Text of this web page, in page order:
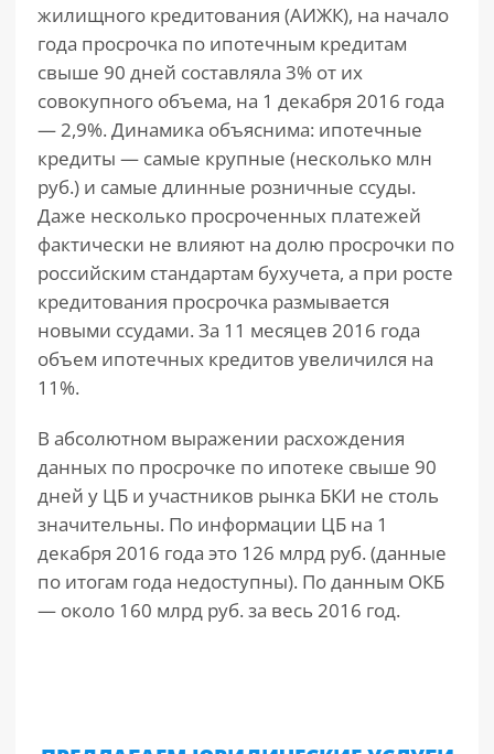
жилищного кредитования (АИЖК), на начало
года просрочка по ипотечным кредитам
свыше 90 дней составляла 3% от их
совокупного объема, на 1 декабря 2016 года
— 2,9%. Динамика объяснима: ипотечные
кредиты — самые крупные (несколько млн
руб.) и самые длинные розничные ссуды.
Даже несколько просроченных платежей
фактически не влияют на долю просрочки по
российским стандартам бухучета, а при росте
кредитования просрочка размывается
новыми ссудами. За 11 месяцев 2016 года
объем ипотечных кредитов увеличился на
11%.
В абсолютном выражении расхождения
данных по просрочке по ипотеке свыше 90
дней у ЦБ и участников рынка БКИ не столь
значительны. По информации ЦБ на 1
декабря 2016 года это 126 млрд руб. (данные
по итогам года недоступны). По данным ОКБ
— около 160 млрд руб. за весь 2016 год.